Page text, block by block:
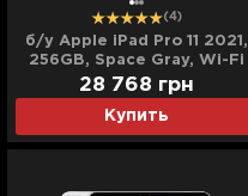
(4)
б/у Apple iPad Pro 11 2021,
256GB, Space Gray, Wi-Fi
(MHQU3)
Купить
28 768 грн